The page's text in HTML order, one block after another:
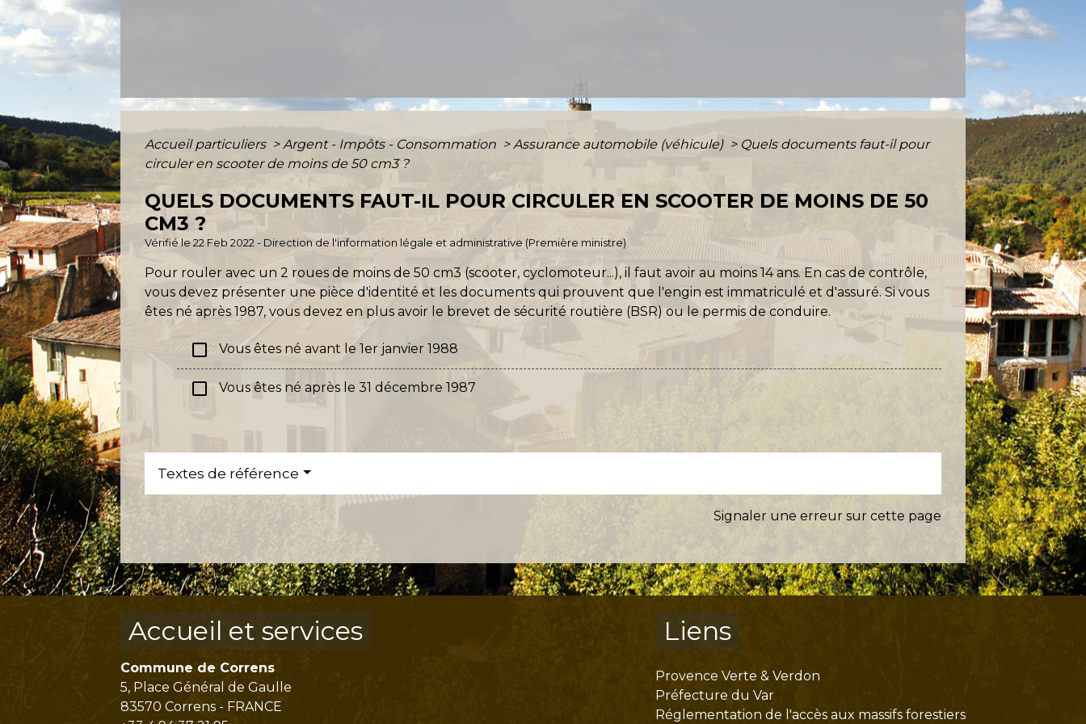
Accueil particuliers > Argent - Impôts - Consommation > Assurance automobile (véhicule) > Quels documents faut-il pour
circuler en scooter de moins de 50 cm3 ?
QUELS DOCUMENTS FAUT-IL POUR CIRCULER EN SCOOTER DE MOINS DE 50
CM3 ?
Vérifié le 22 Feb 2022 - Direction de l'information légale et administrative (Première ministre)
Pour rouler avec un 2 roues de moins de 50 cm3 (scooter, cyclomoteur...), il faut avoir au moins 14 ans. En cas de contrôle,
vous devez présenter une pièce d'identité et les documents qui prouvent que l'engin est immatriculé et d'assuré. Si vous
êtes né après 1987, vous devez en plus avoir le brevet de sécurité routière (BSR) ou le permis de conduire.
check_box_outline_blank Vous êtes né avant le 1er janvier 1988
check_box_outline_blank Vous êtes né après le 31 décembre 1987
Textes de référence
Signaler une erreur sur cette page
Accueil et services
Commune de Correns
5, Place Général de Gaulle
83570 Correns - FRANCE
Liens
Provence Verte & Verdon
Préfecture du Var
Réglementation de l'accès aux massifs forestiers